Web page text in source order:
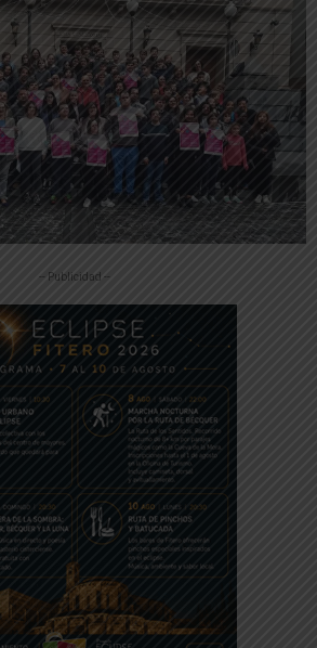
-- Publicidad --